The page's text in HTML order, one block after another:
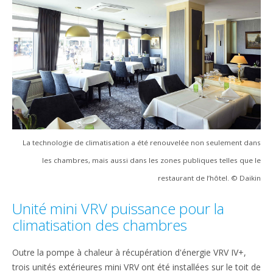
La technologie de climatisation a été renouvelée non seulement dans
les chambres, mais aussi dans les zones publiques telles que le
restaurant de l’hôtel. © Daikin
Unité mini VRV puissance pour la
climatisation des chambres
Outre la pompe à chaleur à récupération d'énergie VRV IV+,
trois unités extérieures mini VRV ont été installées sur le toit de